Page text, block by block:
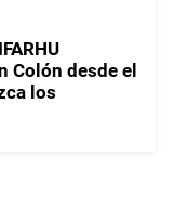
Colón desde el
los